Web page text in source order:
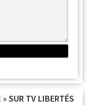
SUR TV LIBERTÉS